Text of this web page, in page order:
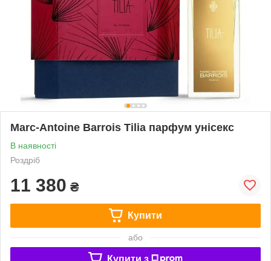
Marc-Antoine Barrois Tilia парфум унісекс
В наявності
Роздріб
11 380 ₴
Купити
або
Купити з